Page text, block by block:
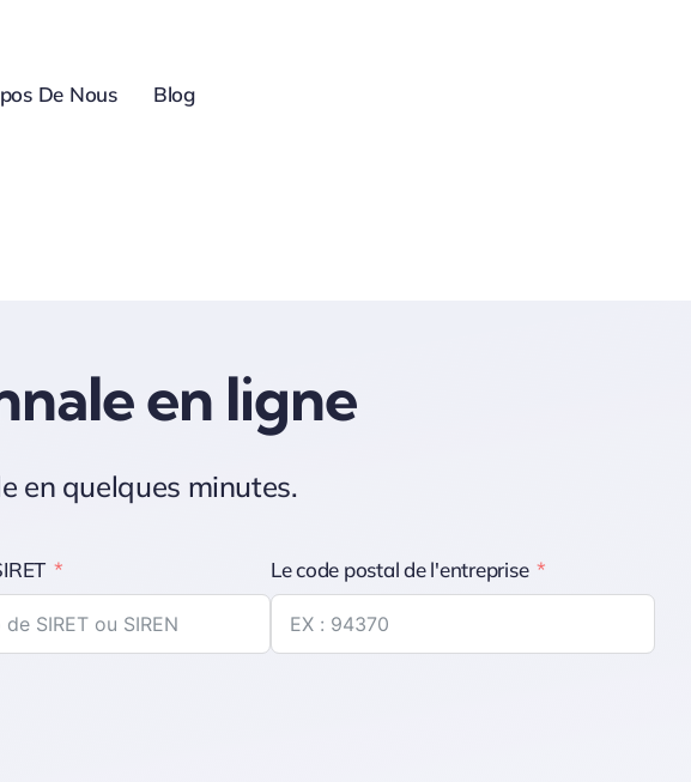
De Nous
Blog
en ligne
en quelques minutes.
Le code postal de l'entreprise